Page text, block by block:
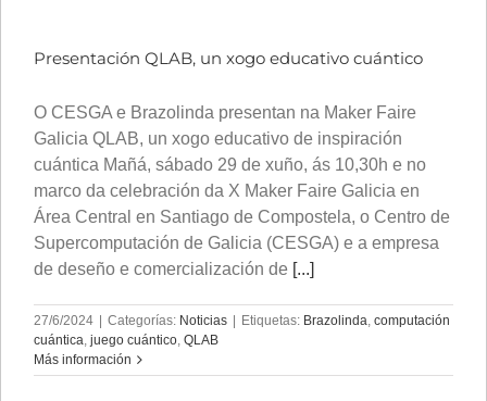
Presentación QLAB, un xogo educativo cuántico
O CESGA e Brazolinda presentan na Maker Faire
Galicia QLAB, un xogo educativo de inspiración
cuántica Mañá, sábado 29 de xuño, ás 10,30h e no
marco da celebración da X Maker Faire Galicia en
Área Central en Santiago de Compostela, o Centro de
Supercomputación de Galicia (CESGA) e a empresa
de deseño e comercialización de [...]
27/6/2024 | Categorías: Noticias | Etiquetas: Brazolinda computación
cuántica juego cuántico QLAB
Más información